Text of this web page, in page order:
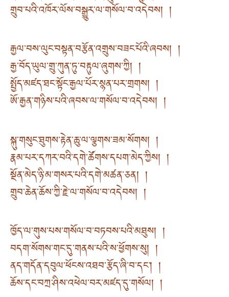
གྲུབ་པའི་འཁོར་ལོས་བསྒྱུར་ལ་གསོལ་བ་འདེབས། །
རྒྱལ་བས་ལུང་བསྟན་བརྩོན་འགྲུས་བཟང་པོའི་ཞབས། །
རྒྱ་བོད་ཡུལ་གྲུ་ཀུན་ཏུ་བརྟུལ་ཞུགས་ཀྱི། །
སྤྱོད་མཛད་ཐང་སྟོང་རྒྱལ་པོར་སྙན་པར་གྲགས། །
ཨོ་རྒྱན་གཉིས་པའི་ཞབས་ལ་གསོལ་བ་འདེབས། །
སྐུ་གསུང་ཐུགས་རྟེན་ཆུ་ལ་ལྕགས་ཟམ་སོགས། །
རྣམ་པར་དཀར་བའི་དགེ་ཚོགས་དཔག་མེད་ཀྱིས། །
སྔོན་མེད་ཉི་མ་གསར་པའི་དགེ་མཚན་ཅན། །
གྲུབ་ཆེན་ཆོས་ཀྱི་རྗེ་ལ་གསོལ་བ་འདེབས། །
ཁྱོད་ལ་གུས་པས་གསོལ་བ་བཏབས་པའི་མཐུས། །
བདག་སོགས་གང་དུ་གནས་པའི་ས་ཕྱོགས་སུ། །
ནད་གདོན་དབུལ་ཕོངས་འཐབ་རྩོད་ཞི་བ་དང་། །
ཆོས་དང་བཀྲ་ཤིས་འཕེལ་བར་མཛད་དུ་གསོལ། །